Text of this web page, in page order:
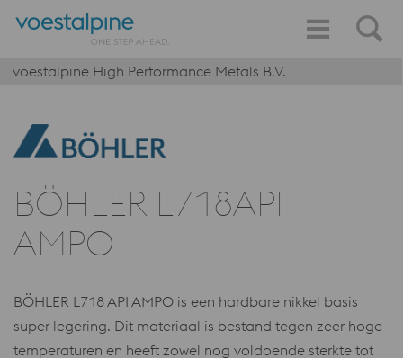
voestalpine High Performance Metals B.V.
BÖHLER L718API
AMPO
BÖHLER L718 API AMPO is een hardbare nikkel basis
super legering. Dit materiaal is bestand tegen zeer hoge
temperaturen en heeft zowel nog voldoende sterkte tot